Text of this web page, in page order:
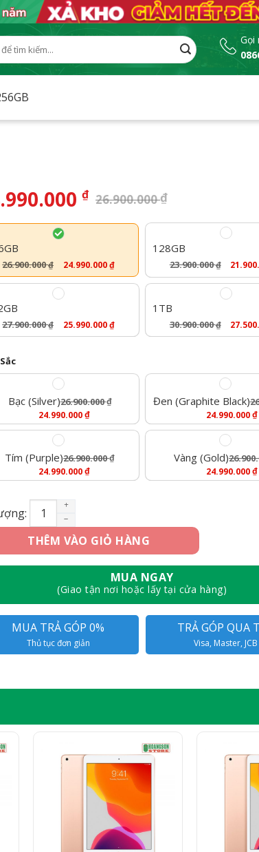
Gọi
₫ 26.900.000₫
24.990.000₫
26.900.000₫
128GB
23.900.000₫
25.990.000₫
27.900.000₫
1TB
30.900.000₫
Bạc (Silver)26.900.000₫
24.990.000₫
₫.
Đen (Graphite Black)
Gốc
24.990.000₫
Giá
24.990.000 ₫.
Tím (Purple)26.900.000₫
₫.
24.990.000₫
₫.
Vàng (Gold)
Gốc
24.990.000₫
Giá
[Mới 100%] iPhone 14 Pro 256GB số lượng
THÊM VÀO GIỎ HÀNG
MUA NGAY
(Giao tận nơi hoặc lấy tại cửa hàng)
MUA TRẢ GÓP 0%
Thủ tục đơn giản
TRẢ GÓP QUA
Visa, Master, JCB